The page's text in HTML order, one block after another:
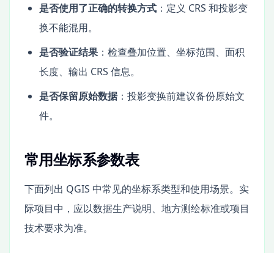
是否使用了正确的转换方式 ：定义 CRS 和投影变
换不能混用。
是否验证结果 ：检查叠加位置、坐标范围、面积
长度、输出 CRS 信息。
是否保留原始数据：投影变换前建议备份原始文
件。
常用坐标系参数表
下面列出 QGIS 中常见的坐标系类型和使用场景。实
际项目中，应以数据生产说明、地方测绘标准或项目
技术要求为准。